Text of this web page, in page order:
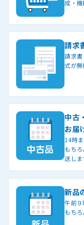
成・機
請求
請求
式が無
中古
お届
14時
もち
送しま
新品
午前
もちろ